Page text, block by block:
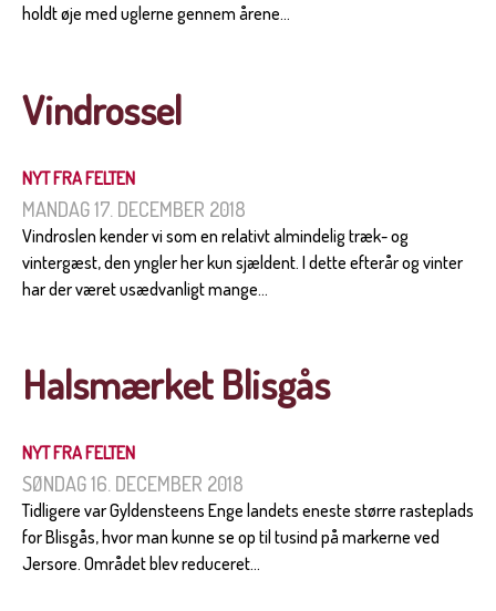
holdt øje med uglerne gennem årene...
Vindrossel
NYT FRA FELTEN
MANDAG 17. DECEMBER 2018
Vindroslen kender vi som en relativt almindelig træk- og
vintergæst, den yngler her kun sjældent. I dette efterår og vinter
har der været usædvanligt mange...
Halsmærket Blisgås
NYT FRA FELTEN
SØNDAG 16. DECEMBER 2018
Tidligere var Gyldensteens Enge landets eneste større rasteplads
for Blisgås, hvor man kunne se op til tusind på markerne ved
Jersore. Området blev reduceret...